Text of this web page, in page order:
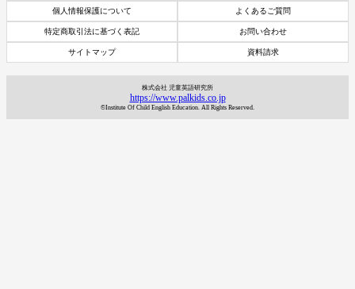
個人情報保護について よくあるご質問
特定商取引法に基づく表記 お問い合わせ
サイトマップ 資料請求
株式会社 児童英語研究所
https://www.palkids.co.jp
©Institute Of Child English Education. All Rights Reserved.